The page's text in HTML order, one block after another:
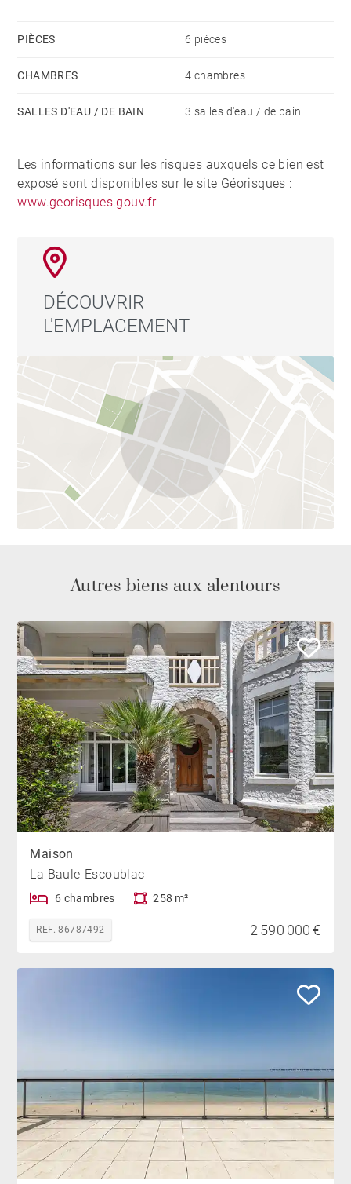
PIÈCES 6 pièces
CHAMBRES 4 chambres
SALLES D'EAU / DE BAIN 3 salles d'eau / de bain
Les informations sur les risques auxquels ce bien est
exposé sont disponibles sur le site Géorisques :
www.georisques.gouv.fr
DÉCOUVRIR
L'EMPLACEMENT
Autres biens aux alentours
Maison
La Baule-Escoublac
6 chambres 258 m²
REF. 86787492 2 590 000 €